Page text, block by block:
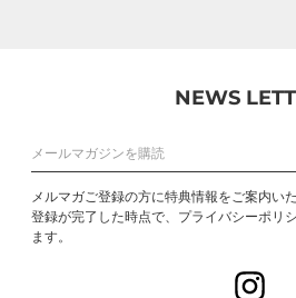
NEWS
メルマガご登録の方に特典情報をご案内いた
登録が完了した時点で、プライバシーポリ
ます。